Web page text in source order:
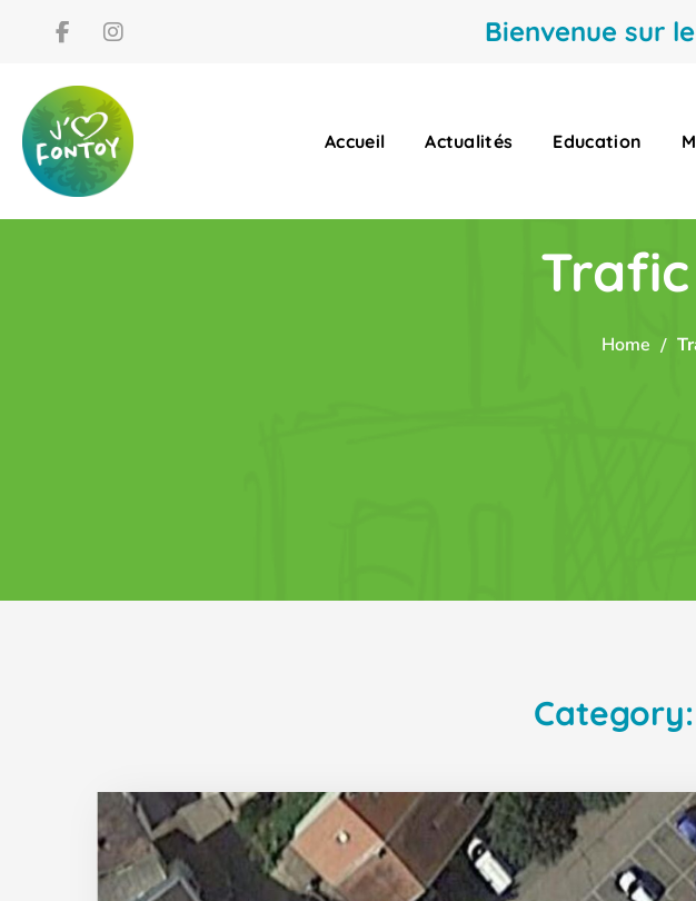
Bienvenue sur
Accueil Actualités Education
Home